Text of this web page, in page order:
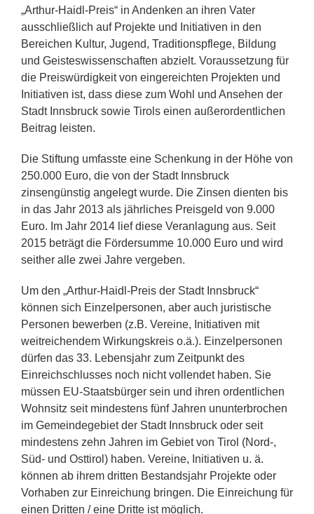
„Arthur-Haidl-Preis“ in Andenken an ihren Vater
ausschließlich auf Projekte und Initiativen in den
Bereichen Kultur, Jugend, Traditionspflege, Bildung
und Geisteswissenschaften abzielt. Voraussetzung für
die Preiswürdigkeit von eingereichten Projekten und
Initiativen ist, dass diese zum Wohl und Ansehen der
Stadt Innsbruck sowie Tirols einen außerordentlichen
Beitrag leisten.
Die Stiftung umfasste eine Schenkung in der Höhe von
250.000 Euro, die von der Stadt Innsbruck
zinsengünstig angelegt wurde. Die Zinsen dienten bis
in das Jahr 2013 als jährliches Preisgeld von 9.000
Euro. Im Jahr 2014 lief diese Veranlagung aus. Seit
2015 beträgt die Fördersumme 10.000 Euro und wird
seither alle zwei Jahre vergeben.
Um den „Arthur-Haidl-Preis der Stadt Innsbruck“
können sich Einzelpersonen, aber auch juristische
Personen bewerben (z.B. Vereine, Initiativen mit
weitreichendem Wirkungskreis o.ä.). Einzelpersonen
dürfen das 33. Lebensjahr zum Zeitpunkt des
Einreichschlusses noch nicht vollendet haben. Sie
müssen EU-Staatsbürger sein und ihren ordentlichen
Wohnsitz seit mindestens fünf Jahren ununterbrochen
im Gemeindegebiet der Stadt Innsbruck oder seit
mindestens zehn Jahren im Gebiet von Tirol (Nord-,
Süd- und Osttirol) haben. Vereine, Initiativen u. ä.
können ab ihrem dritten Bestandsjahr Projekte oder
Vorhaben zur Einreichung bringen. Die Einreichung für
einen Dritten / eine Dritte ist möglich.